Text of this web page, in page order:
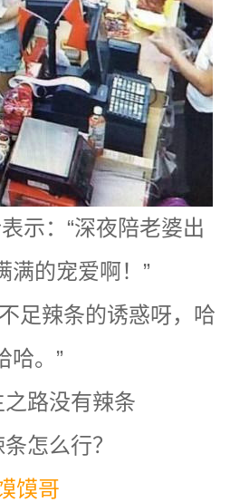
示：“深夜陪老婆出
满的宠爱啊！”
足辣条的诱惑呀，哈
哈。”
路没有辣条
怎么行？
馍哥